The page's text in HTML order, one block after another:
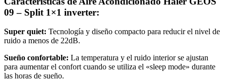
09 – Split 1×1 inverter:
Super quiet: Tecnología y diseño compacto para reducir el nivel de
ruido a menos de 22dB.
Sueño confortable: La temperatura y el ruido interior se ajustan
para aumentar el confort cuando se utiliza el «sleep mode» durante
las horas de sueño.